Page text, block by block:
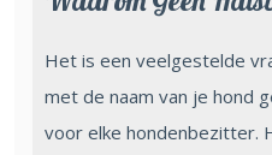
Het is een veelgestelde
met de naam van je hond
voor elke hondenbezitter.